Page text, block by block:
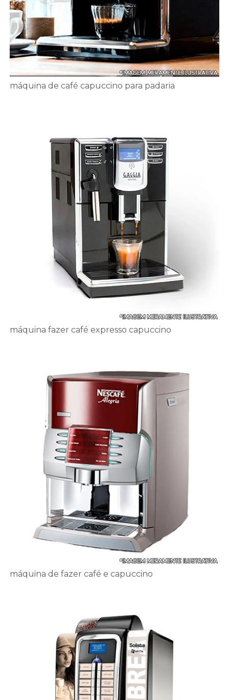
máquina de café capuccino para padaria
máquina fazer café expresso capuccino
máquina de fazer café e capuccino